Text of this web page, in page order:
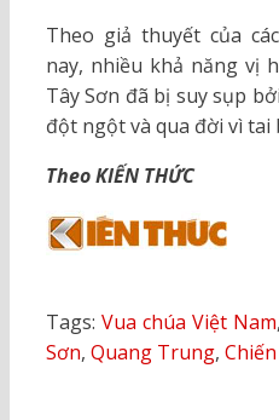
Theo giả thuyết của
nay, nhiều khả năng vị
Tây Sơn đã bị suy sụp
đột ngột và qua đời vì tai
Theo KIẾN THỨC
Tags: Vua chúa Việt Nam,
Sơn, Quang Trung,